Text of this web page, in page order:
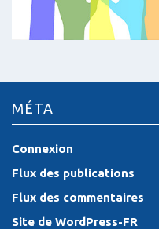
MÉTA
Connexion
Flux des publications
Flux des commentaires
Site de WordPress-FR